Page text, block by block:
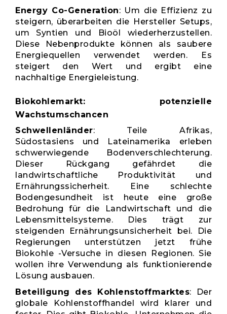
Energy Co-Generation: Um die Effizienz zu
steigern, überarbeiten die Hersteller Setups,
um Syntien und Bioöl wiederherzustellen.
Diese Nebenprodukte können als saubere
Energiequellen verwendet werden. Es
steigert den Wert und ergibt eine
nachhaltige Energieleistung.
Biokohlemarkt: potenzielle
Wachstumschancen
Schwellenländer: Teile Afrikas,
Südostasiens und Lateinamerika erleben
schwerwiegende Bodenverschlechterung.
Dieser Rückgang gefährdet die
landwirtschaftliche Produktivität und
Ernährungssicherheit. Eine schlechte
Bodengesundheit ist heute eine große
Bedrohung für die Landwirtschaft und die
Lebensmittelsysteme. Dies trägt zur
steigenden Ernährungsunsicherheit bei. Die
Regierungen unterstützen jetzt frühe
Biokohle -Versuche in diesen Regionen. Sie
wollen ihre Verwendung als funktionierende
Lösung ausbauen.
Beteiligung des Kohlenstoffmarktes: Der
globale Kohlenstoffhandel wird klarer und